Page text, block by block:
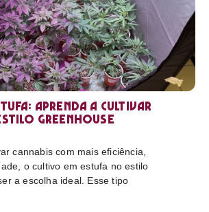
aprenda a cultivar
greenhouse
cannabis com mais eficiência,
o cultivo em estufa no estilo
a escolha ideal. Esse tipo